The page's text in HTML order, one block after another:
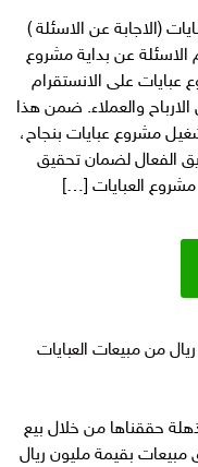
الجدوى
(الاجابة عن الاسئلة )
عن بداية مشروع
عبايات على الانستقرام
والعملاء. ضمن هذا
مشروع عبايات بنجاح،
الفعال لضمان تحقيق
العبايات […]
من مبيعات العبايات
حققناها من خلال بيع
مبيعات بقيمة مليون ريال